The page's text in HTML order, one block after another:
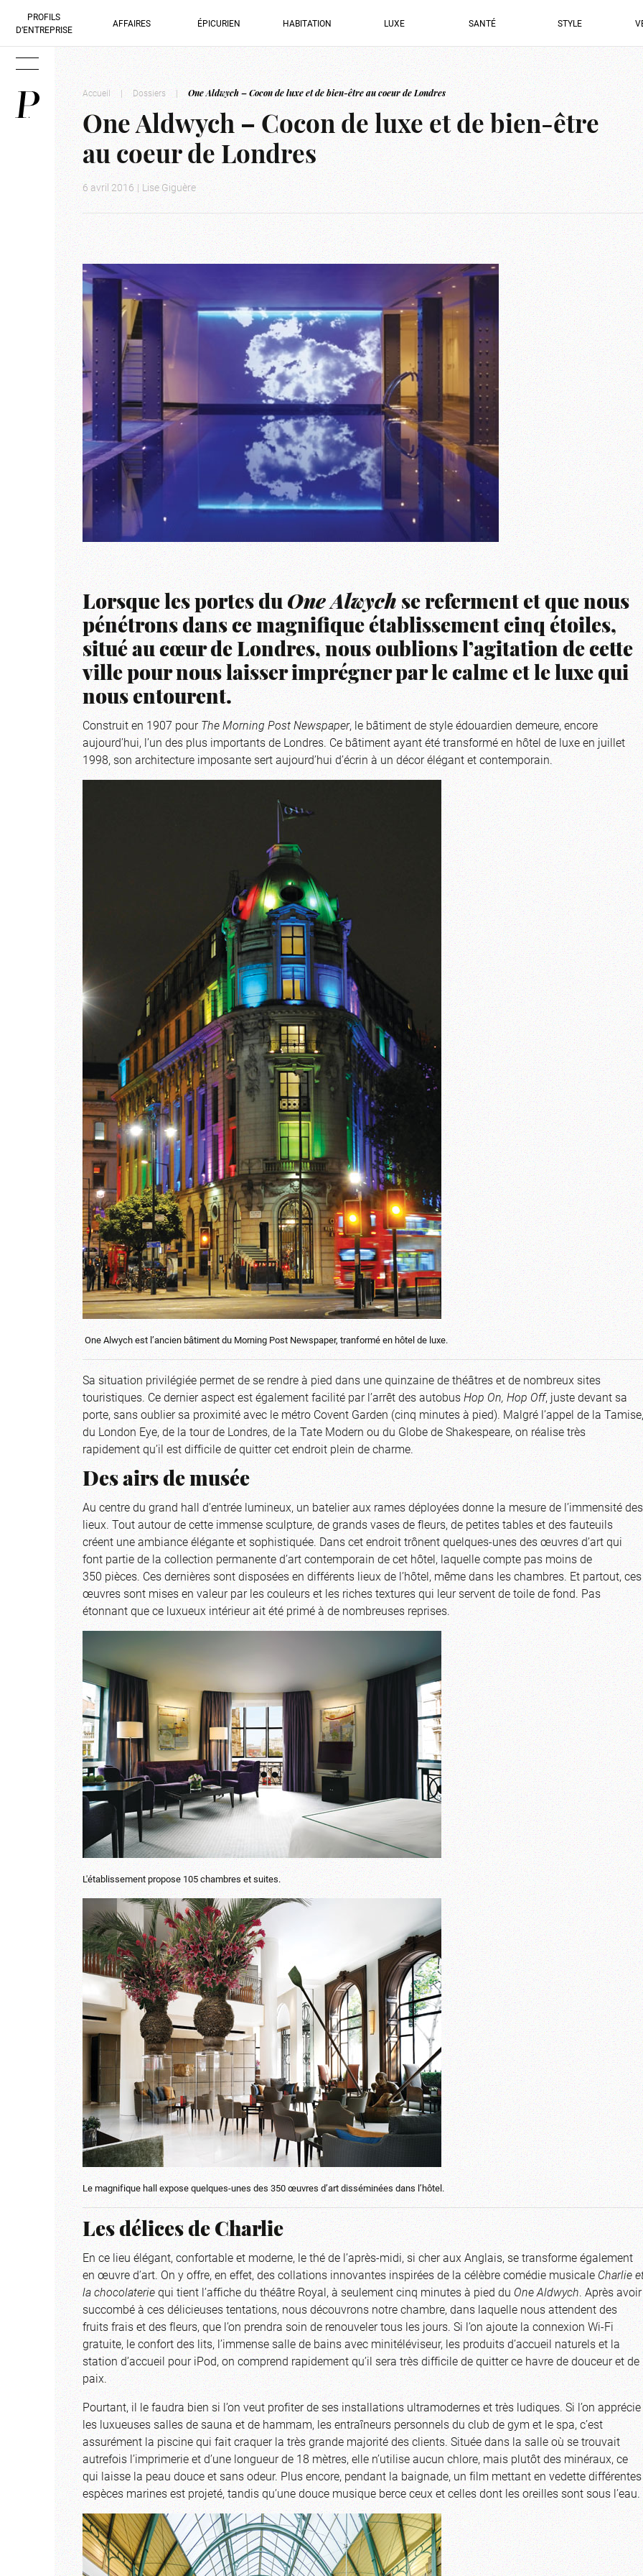
PROFILS
D’ENTREPRISE
AFFAIRES ÉPICURIEN HABITATION LUXE SANTÉ STYLE
Accueil | Dossiers | One Aldwych – Cocon de luxe et de bien-être au coeur de Londres
One Aldwych – Cocon de luxe et de bien-être
au coeur de Londres
6 avril 2016 | Lise Giguère
Lorsque les portes duOne Alwychse referment et que nous
pénétrons dans ce magnifique établissement cinq étoiles,
situé au cœur de Londres, nous oublions l’agitation de cette
ville pour nous laisser imprégner par le calme et le luxe qui
nous entourent.
Construit en 1907 pourThe Morning Post Newspaper, le bâtiment de style édouardien demeure, encore
aujourd’hui, l’un des plus importants de Londres. Ce bâtiment ayant été transformé en hôtel de luxe en juillet
1998, son architecture imposante sert aujourd’hui d’écrin à un décor élégant et contemporain.
One Alwych est l’ancien bâtiment du Morning Post Newspaper, tranformé en hôtel de luxe.
Sa situation privilégiée permet de se rendre à pied dans une quinzaine de théâtres et de nombreux sites
touristiques. Ce dernier aspect est également facilité par l’arrêt des autobusHop On, Hop Off, juste devant sa
porte, sans oublier sa proximité avec le métro Covent Garden (cinq minutes à pied). Malgré l’appel de la Tamise,
du London Eye, de la tour de Londres, de la Tate Modern ou du Globe de Shakespeare, on réalise très
rapidement qu’il est difficile de quitter cet endroit plein de charme.
Des airs de musée
Au centre du grand hall d’entrée lumineux, un batelier aux rames déployées donne la mesure de l’immensité des
lieux. Tout autour de cette immense sculpture, de grands vases de fleurs, de petites tables et des fauteuils
créent une ambiance élégante et sophistiquée. Dans cet endroit trônent quelques-unes des œuvres d’art qui
font partie de la collection permanente d’art contemporain de cet hôtel, laquelle compte pas moins de
350 pièces. Ces dernières sont disposées en différents lieux de l’hôtel, même dans les chambres. Et partout, ces
œuvres sont mises en valeur par les couleurs et les riches textures qui leur servent de toile de fond. Pas
étonnant que ce luxueux intérieur ait été primé à de nombreuses reprises.
L'établissement propose 105 chambres et suites.
Le magnifique hall expose quelques-unes des 350 œuvres d’art disséminées dans l’hôtel.
Les délices de Charlie
En ce lieu élégant, confortable et moderne, le thé de l’après-midi, si cher aux Anglais, se transforme également
en œuvre d’art. On y offre, en effet, des collations innovantes inspirées de la célèbre comédie musicaleCharlie
la chocolateriequi tient l’affiche du théâtre Royal, à seulement cinq minutes à pied duOne Aldwych. Après avoir
succombé à ces délicieuses tentations, nous découvrons notre chambre, dans laquelle nous attendent des
fruits frais et des fleurs, que l’on prendra soin de renouveler tous les jours. Si l’on ajoute la connexion Wi-Fi
gratuite, le confort des lits, l’immense salle de bains avec minitéléviseur, les produits d’accueil naturels et la
station d’accueil pour iPod, on comprend rapidement qu’il sera très difficile de quitter ce havre de douceur et de
paix.
Pourtant, il le faudra bien si l’on veut profiter de ses installations ultramodernes et très ludiques. Si l’on apprécie
les luxueuses salles de sauna et de hammam, les entraîneurs personnels du club de gym et le spa, c’est
assurément la piscine qui fait craquer la très grande majorité des clients. Située dans la salle où se trouvait
autrefois l’imprimerie et d’une longueur de 18 mètres, elle n’utilise aucun chlore, mais plutôt des minéraux, ce
qui laisse la peau douce et sans odeur. Plus encore, pendant la baignade, un film mettant en vedette différentes
espèces marines est projeté, tandis qu’une douce musique berce ceux et celles dont les oreilles sont sous l’eau.